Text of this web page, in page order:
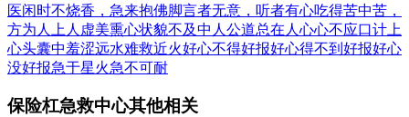
医闲时不烧香，急来抱佛脚言者无意，听者有心吃得苦中苦，
方为人上人 虚美熏心状貌不及中人 公道总在人心心不应口计上
心头囊中羞涩远水难救近火好心不得好报好心得不到好报好心
没好报急于星火急不可耐
保险杠急救中心其他相关